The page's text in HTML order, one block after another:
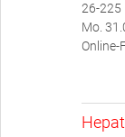
26-225
Mo.